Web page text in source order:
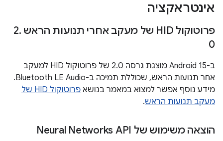
אינטראקציה
פרוטוקול HID של מעקב אחרי תנועות הראש 2
.
0
ב-Android 15 מוצגת גרסה 2.0 של פרוטוקול HID למעקב
אחר תנועות הראש, שכוללת תמיכה ב-Bluetooth LE Audio.
מידע נוסף אפשר למצוא במאמר בנושא
פרוטוקול HID של
מעקב תנועות הראש.
הוצאה משימוש של Neural Networks API